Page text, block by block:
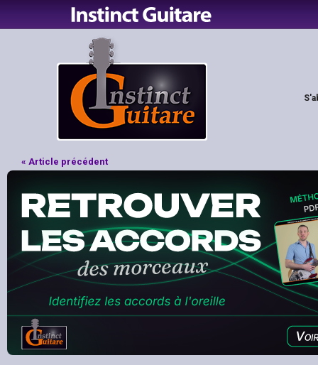
« Article précédent